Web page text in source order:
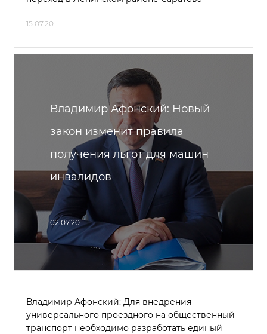
15.07.20
Владимир Афонский: Новый
закон изменит правила
получения льгот для машин
инвалидов
02.07.20
Владимир Афонский: Для внедрения
универсального проездного на общественный
транспорт необходимо разработать единый